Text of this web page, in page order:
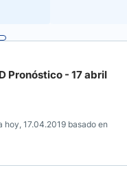
Pronóstico - 17 abril
hoy, 17.04.2019 basado en